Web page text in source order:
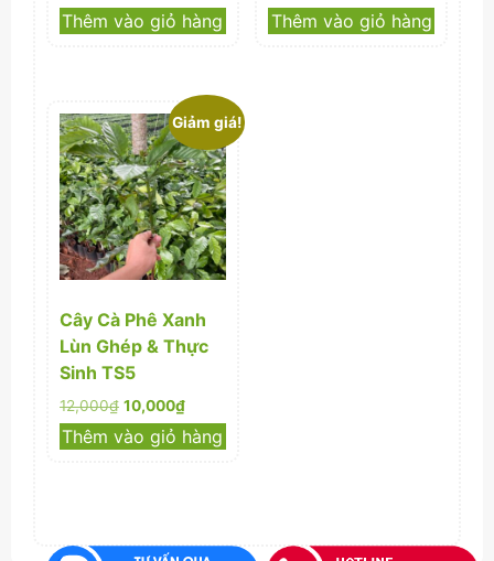
gốc
là:
hiện
tại
Thêm vào giỏ hàng
gốc
là:
hiện
tại
Thêm vào giỏ hàng
Giảm giá!
Cây Cà Phê Xanh
Lùn Ghép & Thực
Sinh TS5
12,000₫ Giá
gốc
là:
10,000₫Giá
hiện
tại
Thêm vào giỏ hàng